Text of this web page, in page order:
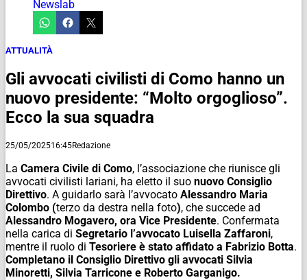
Newslab
ATTUALITÀ
Gli avvocati civilisti di Como hanno un
nuovo presidente: “Molto orgoglioso”.
Ecco la sua squadra
25/05/202516:45Redazione
La Camera Civile di Como, l’associazione che riunisce gli
avvocati civilisti lariani, ha eletto il suo nuovo Consiglio
Direttivo. A guidarlo sarà l’avvocato Alessandro Maria
Colombo (terzo da destra nella foto), che succede ad
Alessandro Mogavero, ora Vice Presidente. Confermata
nella carica di Segretario l’avvocato Luisella Zaffaroni,
mentre il ruolo di Tesoriere è stato affidato a Fabrizio Botta.
Completano il Consiglio Direttivo gli avvocati Silvia
Minoretti, Silvia Tarricone e Roberto Garganigo.